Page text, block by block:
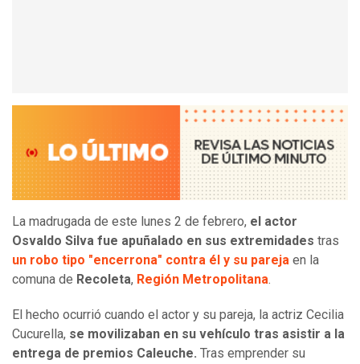
La madrugada de este lunes 2 de febrero, el actor
Osvaldo Silva fue apuñalado en sus extremidades tras
un robo tipo "encerrona" contra él y su pareja en la
comuna de Recoleta, Región Metropolitana.
El hecho ocurrió cuando el actor y su pareja, la actriz Cecilia
Cucurella, se movilizaban en su vehículo tras asistir a la
entrega de premios Caleuche. Tras emprender su